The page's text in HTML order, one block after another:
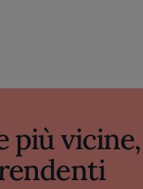
più